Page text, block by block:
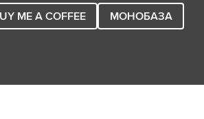
ME A COFFEE
МОНОБАЗА